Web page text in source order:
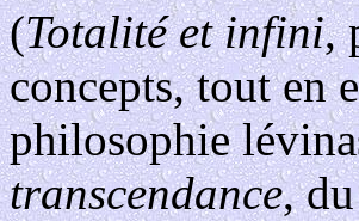
(Totalité et infini,
concepts, tout en
philosophie
transcendance,